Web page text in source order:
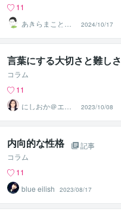
11
あきらまこと
【作業療法士・
キャリコン】
2024/10/17
言葉にする大切さと難しさ
コラム
11
にしおか＠エン
パワメントカウ
ンセラー
2023/10/08
内向的な性格
記事
コラム
11
blue eilish
2023/08/17